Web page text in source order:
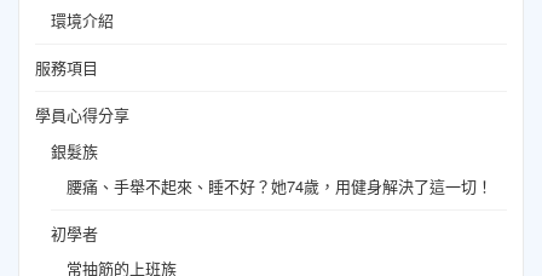
環境介紹
服務項目
學員心得分享
銀髮族
腰痛、手舉不起來、睡不好？她74歲，用健身解決了這一切！
初學者
常抽筋的上班族